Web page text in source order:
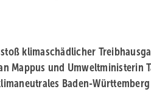
klimaschädlicher
Mappus und Umweltministerin
Baden-